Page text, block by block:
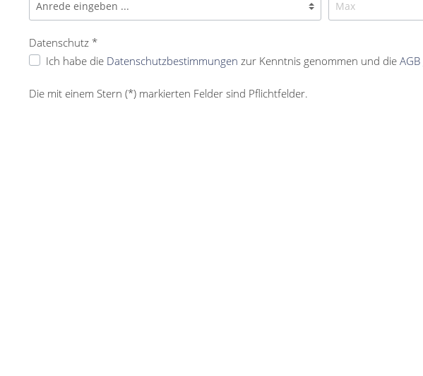
Datenschutz *
Ich habe die Datenschutzbestimmungen zur Kenntnis genommen und die AGB
Die mit einem Stern (*) markierten Felder sind Pflichtfelder.